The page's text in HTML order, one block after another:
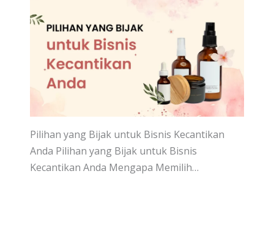
Pilihan yang Bijak untuk Bisnis Kecantikan
Anda Pilihan yang Bijak untuk Bisnis
Kecantikan Anda Mengapa Memilih…